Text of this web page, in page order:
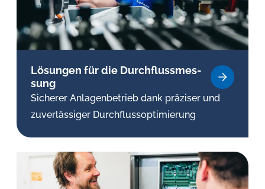
Lösungen für die Durch­fluss­mes­
sung
Sicherer Anlagenbetrieb dank präziser und
zuverlässiger Durchflussoptimierung